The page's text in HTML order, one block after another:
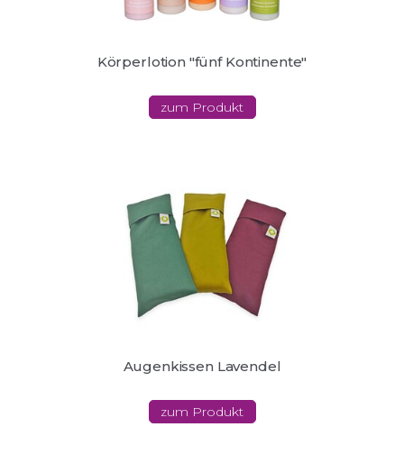
Körperlotion "fünf Kontinente"
zum Produkt
Augenkissen Lavendel
zum Produkt